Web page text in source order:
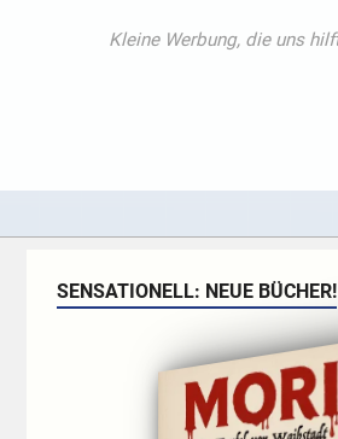
SENSATIONELL: NEUE BÜCHER!